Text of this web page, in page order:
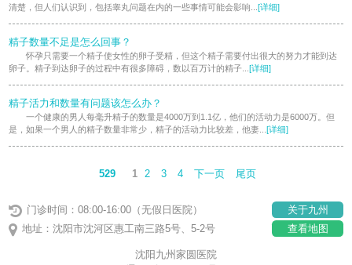
清楚，但人们认识到，包括睾丸问题在内的一些事情可能会影响... [详细]
精子数量不足是怎么回事？
怀孕只需要一个精子使女性的卵子受精，但这个精子需要付出很大的努力才能到达
卵子。精子到达卵子的过程中有很多障碍，数以百万计的精子... [详细]
精子活力和数量有问题该怎么办？
一个健康的男人每毫升精子的数量是4000万到1.1亿，他们的活动力是6000万。但
是，如果一个男人的精子数量非常少，精子的活动力比较差，他妻... [详细]
529 1 2 3 4 下一页 尾页
关于九州
门诊时间：08:00-16:00（无假日医院）
查看地图
地址：沈阳市沈河区惠工南三路5号、5-2号
沈阳九州家圆医院